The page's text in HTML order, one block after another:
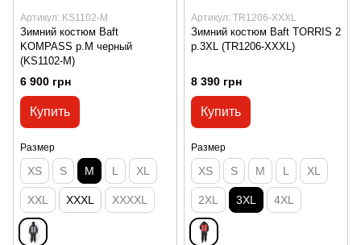
Артикул: KS1102-M
Зимний костюм Baft
KOMPASS p.M черный
(KS1102-M)
6 900 грн
Купить
Размер
XS S M L XL
XXL XXXL XXXXL
Артикул: TR1206-XXXL
Зимний костюм Baft TORRIS 2
р.3XL (TR1206-XXXL)
8 390 грн
Купить
Размер
XS S M L XL
2XL 3XL 4XL